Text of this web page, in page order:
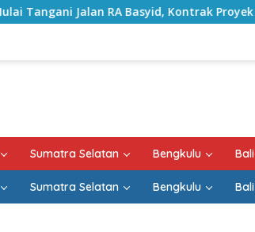
Basyid, Kontrak Proyek Sudah Rampung
Sumatra Selatan Bengkulu Bali
Sumatra Selatan Bengkulu Bali